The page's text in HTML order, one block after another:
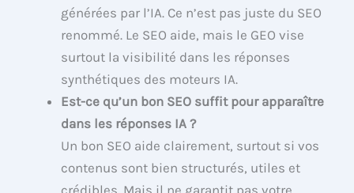
générées par l’IA. Ce n’est pas juste du SEO
renommé. Le SEO aide, mais le GEO vise
surtout la visibilité dans les réponses
synthétiques des moteurs IA.
Est-ce qu’un bon SEO suffit pour apparaître
dans les réponses IA ?
Un bon SEO aide clairement, surtout si vos
contenus sont bien structurés, utiles et